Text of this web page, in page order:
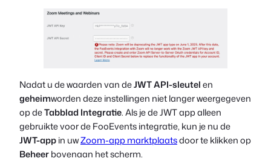
Nadat u de waarden van deJWT API-sleutelen
geheimworden deze instellingen niet langer weergegeven
op deTabblad Integratie. Als je de JWT app alleen
gebruikte voor de FooEvents integratie, kun je nu de
JWT-appin uwZoom-app marktplaatsdoor te klikken op
Beheerbovenaan het scherm.